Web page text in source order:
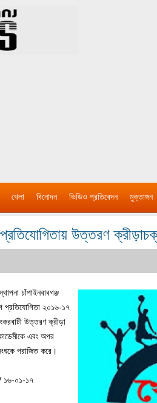
খেলা বিনোদন ভিডিও প্রতিবেদন মুক্তাঙ্গন
উত্তরণ
চাঁপাইনবাবগঞ্জ
প্রতিযোগিতা ২০১৬-১৭
উত্তরণ ক্রীড়া
এবং অপর
পরাজিত করে।
১৬-০১-১৭